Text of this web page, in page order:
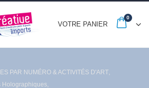
VOTRE PANIER
0
PAR NUMÉRO & ACTIVITÉS D'ART
Holographiques